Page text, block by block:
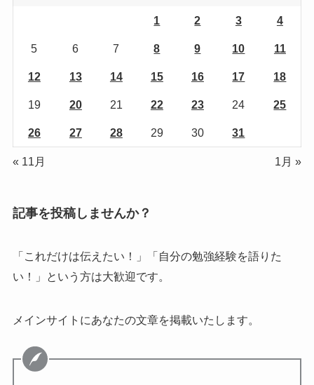
1 2 3 4
5 6 7 8 9 10 11
12 13 14 15 16 17 18
19 20 21 22 23 24 25
26 27 28 29 30 31
« 11月 1月 »
記事を投稿しませんか？
「これだけは伝えたい！」「自分の勉強経験を語りた
い！」という方は大歓迎です。
メインサイトにあなたの文章を掲載いたします。